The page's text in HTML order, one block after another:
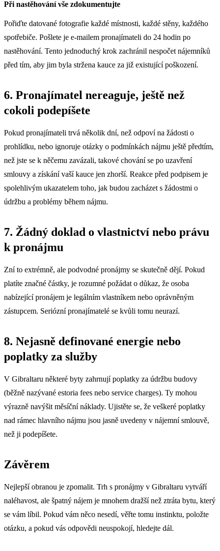
Při nastěhování vše zdokumentujte
Pořiďte datované fotografie každé místnosti, každé stěny, každého
spotřebiče. Pošlete je e-mailem pronajímateli do 24 hodin po
nastěhování. Tento jednoduchý krok zachránil nespočet nájemníků
před tím, aby jim byla stržena kauce za již existující poškození.
6. Pronajímatel nereaguje, ještě než
cokoli podepíšete
Pokud pronajímateli trvá několik dní, než odpoví na žádosti o
prohlídku, nebo ignoruje otázky o podmínkách nájmu ještě předtím,
než jste se k něčemu zavázali, takové chování se po uzavření
smlouvy a získání vaší kauce jen zhorší. Reakce před podpisem je
spolehlivým ukazatelem toho, jak budou zacházet s žádostmi o
údržbu a problémy během nájmu.
7. Žádný doklad o vlastnictví nebo právu
k pronájmu
Zní to extrémně, ale podvodné pronájmy se skutečně dějí. Pokud
platíte značné částky, je rozumné požádat o důkaz, že osoba
nabízející pronájem je legálním vlastníkem nebo oprávněným
zástupcem. Seriózní pronajímatelé se kvůli tomu neurazí.
8. Nejasně definované energie nebo
poplatky za služby
V Gibraltaru některé byty zahrnují poplatky za údržbu budovy
(běžně nazývané estoria fees nebo service charges). Ty mohou
výrazně navýšit měsíční náklady. Ujistěte se, že veškeré poplatky
nad rámec hlavního nájmu jsou jasně uvedeny v nájemní smlouvě,
než ji podepíšete.
Závěrem
Nejlepší obranou je zpomalit. Trh s pronájmy v Gibraltaru vytváří
naléhavost, ale špatný nájem je mnohem dražší než ztráta bytu, který
se vám líbil. Pokud vám něco nesedí, věřte tomu instinktu, položte
otázku, a pokud vás odpovědi neuspokojí, hledejte dál.